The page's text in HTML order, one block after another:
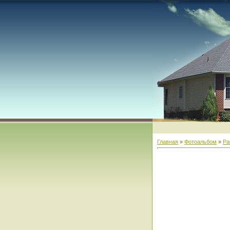
Главная » Фотоальбом »